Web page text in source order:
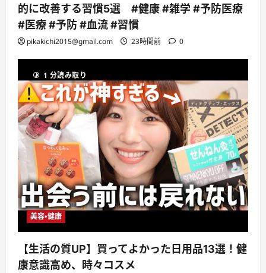
的に改善する習慣5選 #健康 #雑学 #予防医療
#医療 #予防 #血流 #習慣
pikakichi2015@gmail.com 23時間前 0
1 分読み取り
美容・健康
【生活の質UP】買ってよかった日用品13選！健
康意識高め、時々コスメ